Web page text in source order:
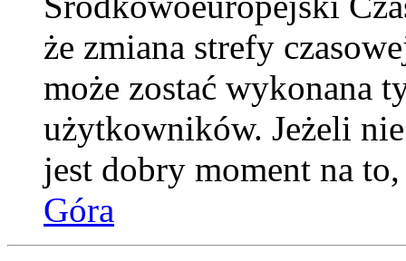
że zmiana strefy
może zostać wykonana
użytkowników. Jeżeli
jest dobry moment na
Góra